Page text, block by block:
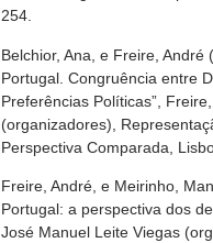
254.
Belchior, Ana, e Freire,
Portugal. Congruência entre
Preferências Políticas”,
(organizadores),
Perspectiva Comparada,
Freire, André, e Meirinho,
Portugal: a perspectiva dos
José Manuel Leite Viegas